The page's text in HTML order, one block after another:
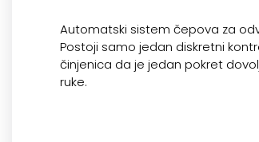
Automatski sistem čepova za
Postoji samo jedan diskretni
činjenica da je jedan pokret
ruke.